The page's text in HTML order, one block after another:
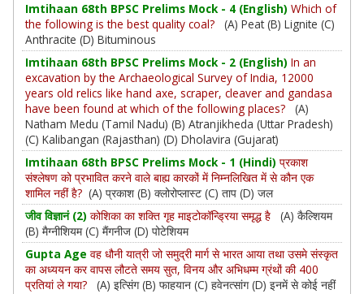
Imtihaan 68th BPSC Prelims Mock - 4 (English) Which of
the following is the best quality coal? (A) Peat (B) Lignite (C)
Anthracite (D) Bituminous
Imtihaan 68th BPSC Prelims Mock - 2 (English) In an
excavation by the Archaeological Survey of India, 12000
years old relics like hand axe, scraper, cleaver and gandasa
have been found at which of the following places? (A)
Natham Medu (Tamil Nadu) (B) Atranjikheda (Uttar Pradesh)
(C) Kalibangan (Rajasthan) (D) Dholavira (Gujarat)
Imtihaan 68th BPSC Prelims Mock - 1 (Hindi) प्रकाश
संश्लेषण को प्रभावित करने वाले बाह्य कारकों में निम्नलिखित में से कौन एक
शामिल नहीं है? (A) प्रकाश (B) क्लोरोप्लास्ट (C) ताप (D) जल
जीव विज्ञानं (2) कोशिका का शक्ति गृह माइटोकॉन्ड्रिया समृद्ध है (A) कैल्शियम
(B) मैग्नीशियम (C) मैंगनीज (D) पोटेशियम
Gupta Age वह धौनी यात्री जो समुद्री मार्ग से भारत आया तथा उसमे संस्कृत
का अध्ययन कर वापस लौटते समय सुत, विनय और अभिधम्म ग्रंथों की 400
प्रतियां ले गया? (A) इत्सिंग (B) फाहयान (C) हवेनत्सांग (D) इनमें से कोई नहीं